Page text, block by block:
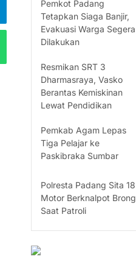
Pemkot Padang
Tetapkan Siaga Banjir,
Evakuasi Warga Segera
Dilakukan
Resmikan SRT 3
Dharmasraya, Vasko
Berantas Kemiskinan
Lewat Pendidikan
Pemkab Agam Lepas
Tiga Pelajar ke
Paskibraka Sumbar
Polresta Padang Sita 18
Motor Berknalpot Brong
Saat Patroli